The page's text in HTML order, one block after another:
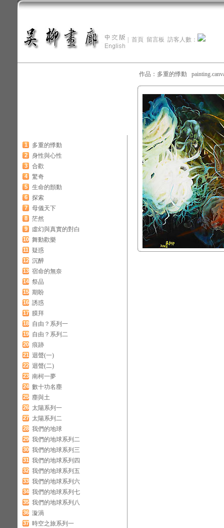
首頁 留言板 訪客人數：
1 多重的悸動
2 身性與心性
3 合歡
4 驚奇
5 生命的顫動
6 探索
7 母儀天下
8 茫然
9 虛幻與真實的對白
10 舞動歡樂
11 疑惑
12 沉醉
13 宿命的無奈
14 祭品
15 期盼
16 誘惑
17 膜拜
18 自由？系列一
19 自由？系列二
20 痕跡
21 迴聲(一)
22 迴聲(二)
23 南柯一夢
24 數十功名塵
25 塵與土
26 太陽系列一
27 太陽系列二
28 我們的地球
29 我們的地球系列二
30 我們的地球系列三
31 我們的地球系列四
32 我們的地球系列五
33 我們的地球系列六
34 我們的地球系列七
35 我們的地球系列八
36 漩渦
37 時空之旅系列一
作品：多重的悸動